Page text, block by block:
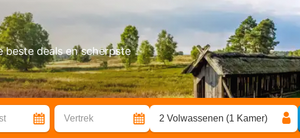
beste deals en scherpste
Vertrek 2 Volwassenen (1 Kamer)